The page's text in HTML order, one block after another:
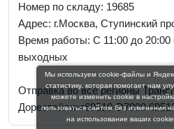
Номер по складу: 19685
Адрес: г.Москва, Ступинский
Время работы: С 11:00 до
выходных
Отправка во все регионы
Дорестайлинг69510-D7000
Мы используем cookie-файлы и
статистику, которая помогает нам
можете изменить cookie в
пользоваться сайтом без изменения
на использование ваших